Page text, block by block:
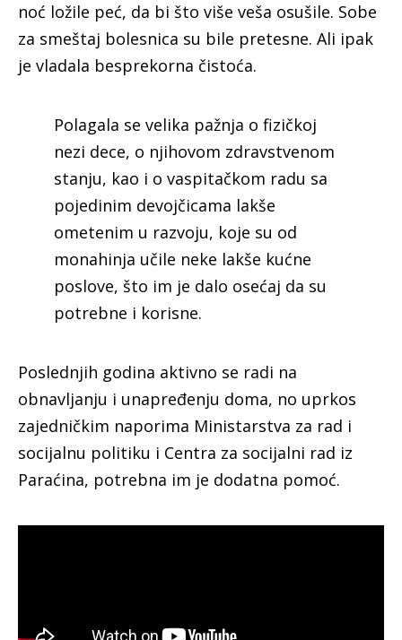
noć ložile peć, da bi što više veša osušile. Sobe
za smeštaj bolesnica su bile pretesne. Ali ipak
je vladala besprekorna čistoća.
Polagala se velika pažnja o fizičkoj
nezi dece, o njihovom zdravstvenom
stanju, kao i o vaspitačkom radu sa
pojedinim devojčicama lakše
ometenim u razvoju, koje su od
monahinja učile neke lakše kućne
poslove, što im je dalo osećaj da su
potrebne i korisne.
Poslednjih godina aktivno se radi na
obnavljanju i unapređenju doma, no uprkos
zajedničkim naporima Ministarstva za rad i
socijalnu politiku i Centra za socijalni rad iz
Paraćina, potrebna im je dodatna pomoć.